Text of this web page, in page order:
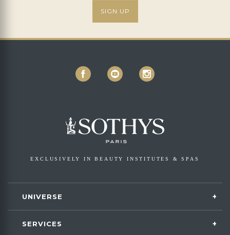
SIGN UP
EXCLUSIVELY IN BEAUTY INSTITUTES & SPAS
UNIVERSE
SERVICES